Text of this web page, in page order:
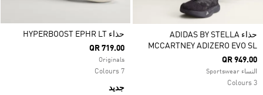
حذاء ADIDAS BY STELLA
MCCARTNEY ADIZERO EVO SL
QR 949.00
النساء Sportswear
3 Colours
حذاء HYPERBOOST EPHR LT
QR 719.00
Originals
7 Colours
جديد